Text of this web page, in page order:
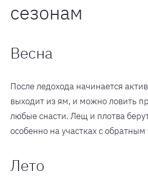
сезонам
Весна
После ледохода начинается
выходит из ям, и можно ловить
любые снасти. Лещ и плотва
особенно на участках с
Лето